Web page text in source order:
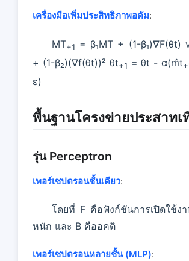
เครื่องมือเพิ่มประสิทธิภาพอดัม:
MT+1 = β₁MT + (1-β₁)∇F(θt)
+ (1-β₂)(∇f(θt))² θt+1 = θt - α(m̂t
ε)
พื้นฐานโครงข่ายประสาทเ
รุ่น Perceptron
เพอร์เซปตรอนชั้นเดียว:
โดยที่ F คือฟังก์ชันการเปิดใช้ง
หนัก และ B คืออคติ
เพอร์เซปตรอนหลายชั้น (MLP):